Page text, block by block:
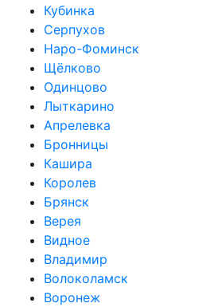
Кубинка
Серпухов
Наро-Фоминск
Щёлково
Одинцово
Лыткарино
Апрелевка
Бронницы
Кашира
Королев
Брянск
Верея
Видное
Владимир
Волоколамск
Воронеж